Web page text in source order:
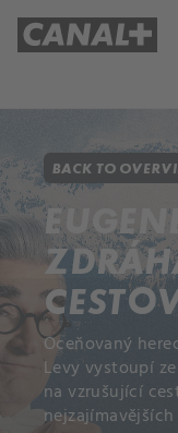
BACK TO
Oceňovaný
Levy vystoupí
na vzrušující